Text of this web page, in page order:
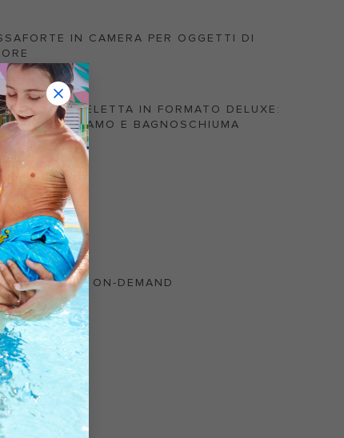
IN CAMERA PER OGGETTI DI
DA TOELETTA IN FORMATO DELUXE:
BALSAMO E BAGNOSCHIUMA
FILM ON-DEMAND